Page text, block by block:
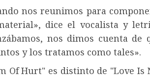
nos reunimos para
dice el vocalista y
nos dimos cuenta de
y los tratamos como tales».
Of Hurt" es distinto de "Love